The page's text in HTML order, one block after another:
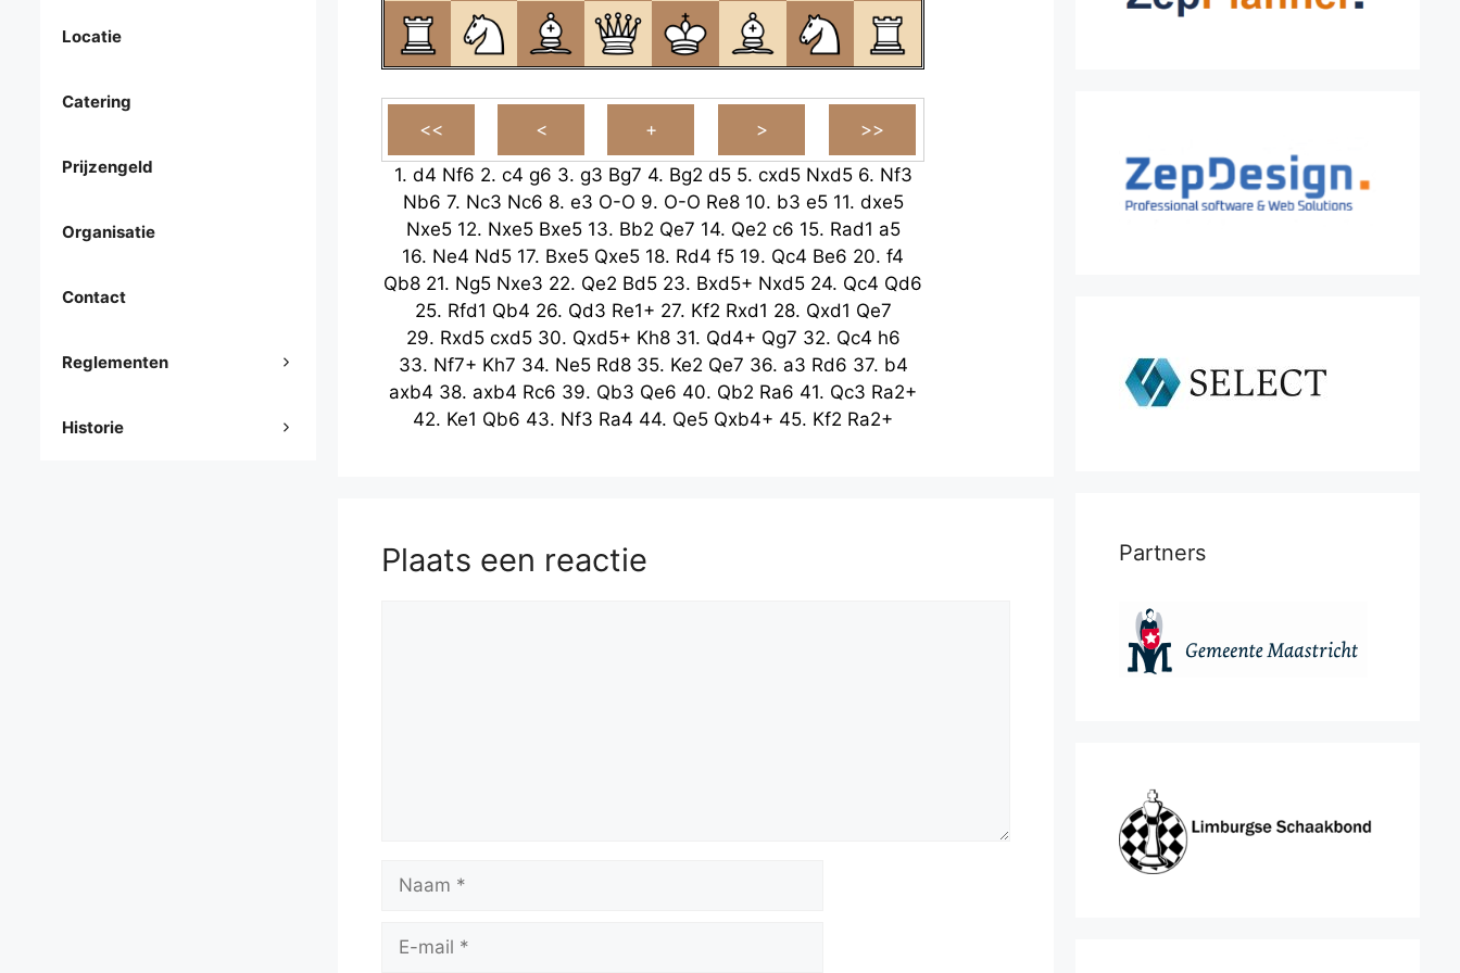
1. d4 Nf6 2. c4 g6 3. g3 Bg7 4. Bg2 d5 5. cxd5 Nxd5 6. Nf3
Nb6 7. Nc3 Nc6 8. e3 O-O 9. O-O Re8 10. b3 e5 11. dxe5
Nxe5 12. Nxe5 Bxe5 13. Bb2 Qe7 14. Qe2 c6 15. Rad1 a5
16. Ne4 Nd5 17. Bxe5 Qxe5 18. Rd4 f5 19. Qc4 Be6 20. f4
Qb8 21. Ng5 Nxe3 22. Qe2 Bd5 23. Bxd5+ Nxd5 24. Qc4 Qd6
25. Rfd1 Qb4 26. Qd3 Re1+ 27. Kf2 Rxd1 28. Qxd1 Qe7
29. Rxd5 cxd5 30. Qxd5+ Kh8 31. Qd4+ Qg7 32. Qc4 h6
33. Nf7+ Kh7 34. Ne5 Rd8 35. Ke2 Qe7 36. a3 Rd6 37. b4
axb4 38. axb4 Rc6 39. Qb3 Qe6 40. Qb2 Ra6 41. Qc3 Ra2+
42. Ke1 Qb6 43. Nf3 Ra4 44. Qe5 Qxb4+ 45. Kf2 Ra2+
Plaats een reactie
mail
Locatie
Catering
Prijzengeld
Organisatie
Contact
Reglementen
Historie
Partners